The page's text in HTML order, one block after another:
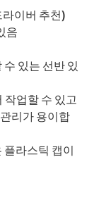
이버 추천)
음
있는 선반 있
작업할 수 있고
리가 용이합
플라스틱 캡이